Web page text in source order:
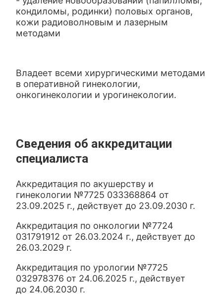
кондиломы, родинки) половых органов,
кожи радиоволновым и лазерным
методами
Владеет всеми хирургическими методами
в оперативной гинекологии,
онкогинекологии и урогинекологии.
Сведения об аккредитации
специалиста
Аккредитация по акушерству и
гинекологии №7725 033368864 от
23.09.2025 г., действует до 23.09.2030 г.
Аккредитация по онкологии №7724
031791912 от 26.03.2024 г., действует до
26.03.2029 г.
Аккредитация по урологии №7725
032978376 от 24.06.2025 г., действует
до 24.06.2030 г.